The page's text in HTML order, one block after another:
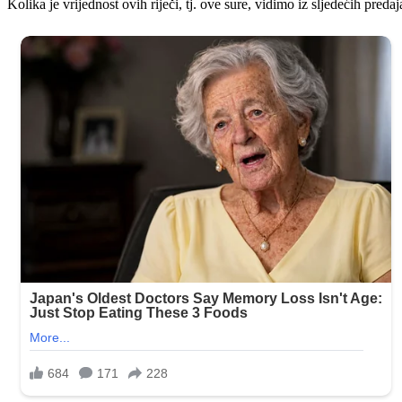
Kolika je vrijednost ovih riječi, tj. ove sure, vidimo iz sljedećih